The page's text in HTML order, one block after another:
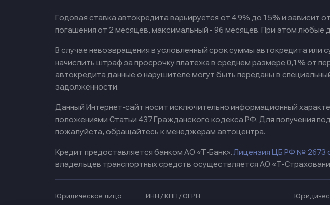
Годовая ставка автокредита варьируется от 4.9% до 15% и
погашения от 2 месяцев, максимальный - 96 месяцев. При этом любые
В случае невозвращения в условленный срок суммы автокредита
начислить штраф за просрочку платежа в среднем размере 0,1% от
автокредита данные о нарушителе могут быть переданы в
задолженности.
Данный Интернет-сайт носит исключительно информационный
положениями Статьи 437 Гражданского кодекса РФ. Для получения
пожалуйста, обращайтесь к менеджерам автоцентра.
Кредит предоставляется банком АО «Т-Банк». Лицензия ЦБ РФ № 2673
владельцев транспортных средств осуществляется АО «Т-
Юридическое лицо: ИНН / КПП / ОГРН: